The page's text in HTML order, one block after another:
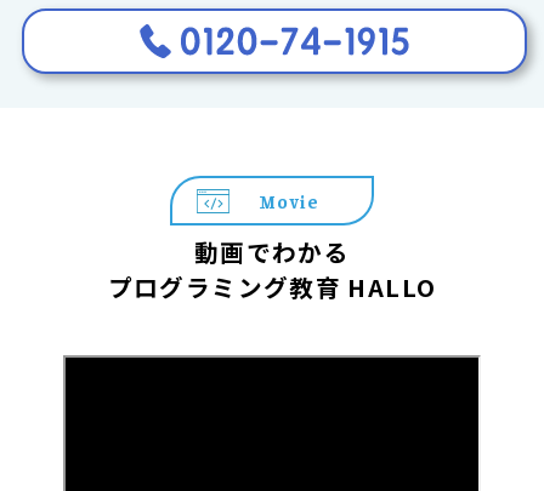
Movie
動画でわかる
プログラミング教育 HALLO